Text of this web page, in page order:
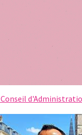
Conseil